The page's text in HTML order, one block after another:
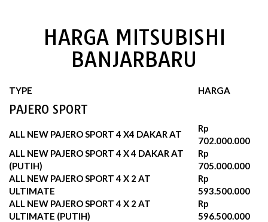
HARGA MITSUBISHI
BANJARBARU
TYPE HARGA
PAJERO SPORT
ALL NEW PAJERO SPORT 4 X4 DAKAR AT
Rp
702.000.000
ALL NEW PAJERO SPORT 4 X 4 DAKAR AT
(PUTIH)
Rp
705.000.000
ALL NEW PAJERO SPORT 4 X 2 AT
ULTIMATE
Rp
593.500.000
ALL NEW PAJERO SPORT 4 X 2 AT
ULTIMATE (PUTIH)
Rp
596.500.000‬